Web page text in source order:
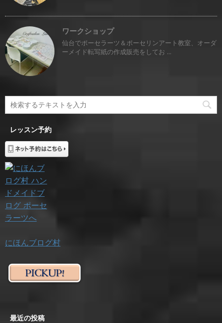
ワークショップ
仙台でポーセラーツ＆ポーセリンアート教室、オーダ
ーメイド転写紙の作成販売をしてお ...
レッスン予約
にほんブログ村
最近の投稿